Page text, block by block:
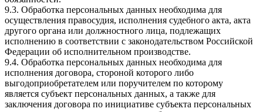
9.3. Обработка персональных данных необходима для
осуществления правосудия, исполнения судебного акта, акта
другого органа или должностного лица, подлежащих
исполнению в соответствии с законодательством Российской
Федерации об исполнительном производстве.
9.4. Обработка персональных данных необходима для
исполнения договора, стороной которого либо
выгодоприобретателем или поручителем по которому
является субъект персональных данных, а также для
заключения договора по инициативе субъекта персональных